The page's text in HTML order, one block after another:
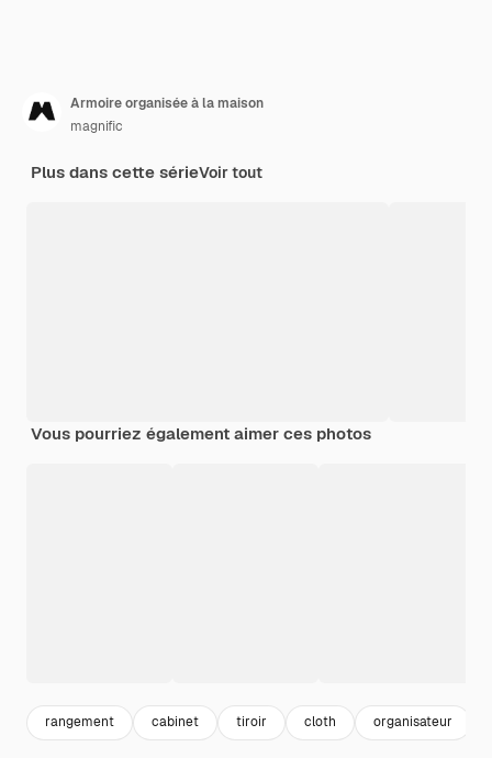
Armoire organisée à la maison
magnific
Plus dans cette sérieVoir tout
Vous pourriez également aimer ces photos
rangement cabinet tiroir cloth organisateur